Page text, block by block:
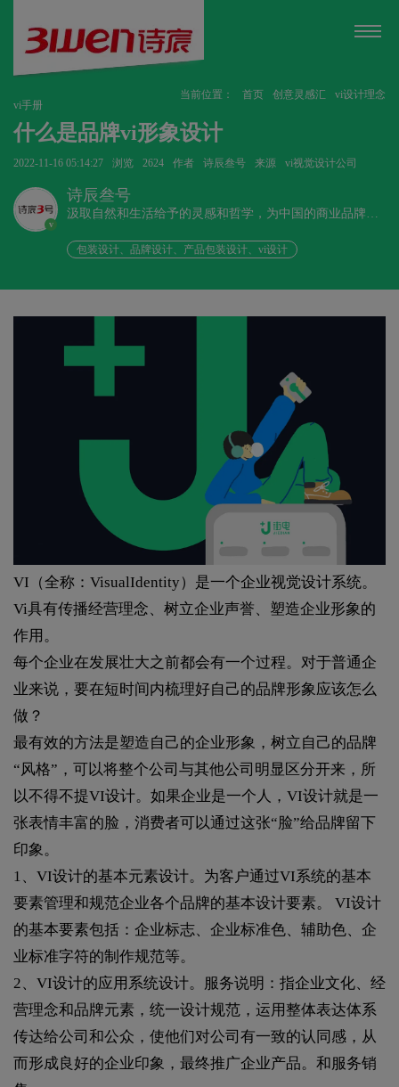
当前位置： 首页 创意灵感汇
vi设计理念
vi手册
什么是品牌vi形象设计
2022-11-16 05:14:27 浏览 2624 作者 诗辰叁号 来源 vi视觉设计公司
v
诗辰叁号
汲取自然和生活给予的灵感和哲学，为中国的商业品牌发
包装设计、品牌设计、产品包装设计、vi设计
VI（全称：VisualIdentity）是一个企业视觉设计系统。
Vi具有传播经营理念、树立企业声誉、塑造企业形象的
作用。
每个企业在发展壮大之前都会有一个过程。对于普通企
业来说，要在短时间内梳理好自己的品牌形象应该怎么
做？
最有效的方法是塑造自己的企业形象，树立自己的品牌
“风格”，可以将整个公司与其他公司明显区分开来，所
以不得不提VI设计。如果企业是一个人，VI设计就是一
张表情丰富的脸，消费者可以通过这张“脸”给品牌留下
印象。
1、VI设计的基本元素设计。为客户通过VI系统的基本
要素管理和规范企业各个品牌的基本设计要素。 VI设计
的基本要素包括：企业标志、企业标准色、辅助色、企
业标准字符的制作规范等。
2、VI设计的应用系统设计。服务说明：指企业文化、经
营理念和品牌元素，统一设计规范，运用整体表达体系
传达给公司和公众，使他们对公司有一致的认同感，从
而形成良好的企业印象，最终推广企业产品。和服务销